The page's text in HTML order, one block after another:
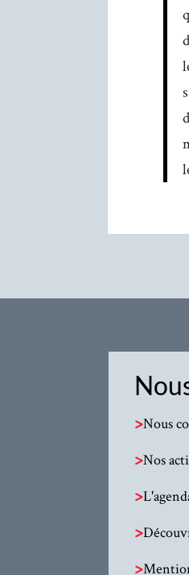
>Nous
>Nos
>
>
>